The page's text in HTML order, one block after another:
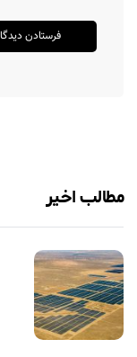
مطالب اخیر